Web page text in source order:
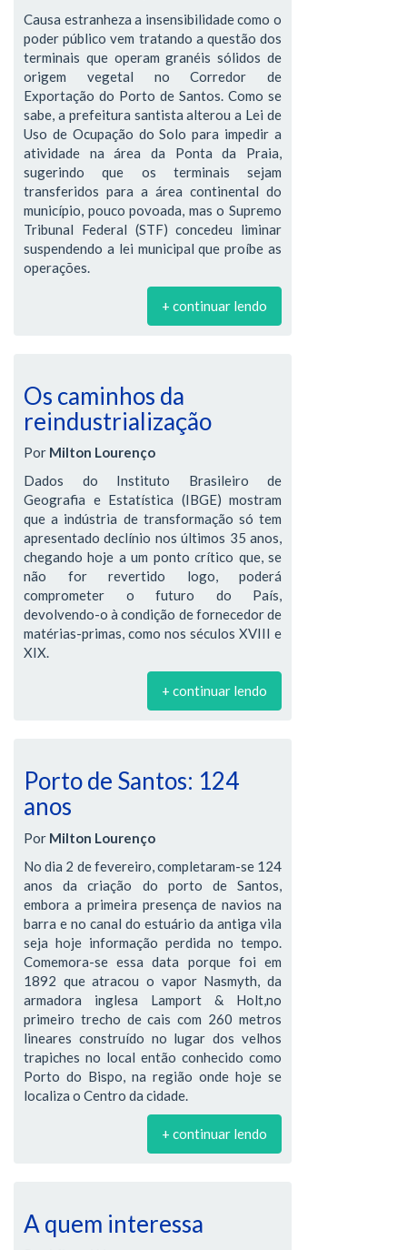
Causa estranheza a insensibilidade como o
poder público vem tratando a questão dos
terminais que operam granéis sólidos de
origem vegetal no Corredor de
Exportação do Porto de Santos. Como se
sabe, a prefeitura santista alterou a Lei de
Uso de Ocupação do Solo para impedir a
atividade na área da Ponta da Praia,
sugerindo que os terminais sejam
transferidos para a área continental do
município, pouco povoada, mas o Supremo
Tribunal Federal (STF) concedeu liminar
suspendendo a lei municipal que proíbe as
operações.
+ continuar lendo
Os caminhos da
reindustrialização
Por Milton Lourenço
Dados do Instituto Brasileiro de
Geografia e Estatística (IBGE) mostram
que a indústria de transformação só tem
apresentado declínio nos últimos 35 anos,
chegando hoje a um ponto crítico que, se
não for revertido logo, poderá
comprometer o futuro do País,
devolvendo-o à condição de fornecedor de
matérias-primas, como nos séculos XVIII e
XIX.
+ continuar lendo
Porto de Santos: 124
anos
Por Milton Lourenço
No dia 2 de fevereiro, completaram-se 124
anos da criação do porto de Santos,
embora a primeira presença de navios na
barra e no canal do estuário da antiga vila
seja hoje informação perdida no tempo.
Comemora-se essa data porque foi em
1892 que atracou o vapor Nasmyth, da
armadora inglesa Lamport & Holt,no
primeiro trecho de cais com 260 metros
lineares construído no lugar dos velhos
trapiches no local então conhecido como
Porto do Bispo, na região onde hoje se
localiza o Centro da cidade.
+ continuar lendo
A quem interessa